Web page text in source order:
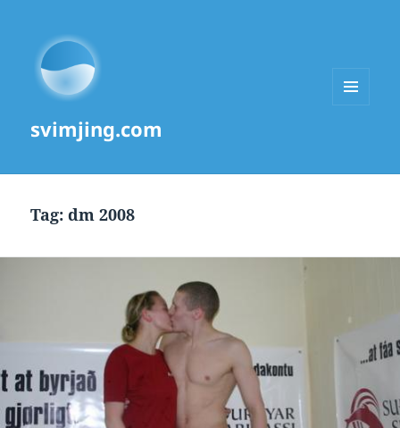
svimjing.com
Tag:dm 2008